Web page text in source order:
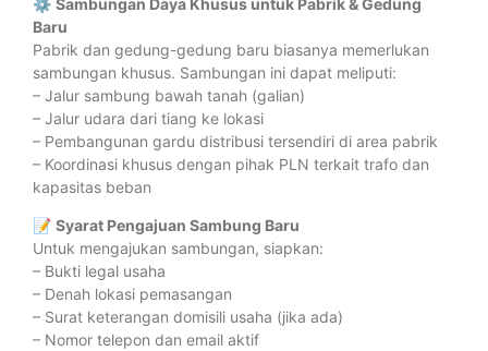
⚙️ Sambungan Daya Khusus untuk Pabrik & Gedung
Baru
Pabrik dan gedung-gedung baru biasanya memerlukan
sambungan khusus. Sambungan ini dapat meliputi:
– Jalur sambung bawah tanah (galian)
– Jalur udara dari tiang ke lokasi
– Pembangunan gardu distribusi tersendiri di area pabrik
– Koordinasi khusus dengan pihak PLN terkait trafo dan
kapasitas beban
📝 Syarat Pengajuan Sambung Baru
Untuk mengajukan sambungan, siapkan:
– Bukti legal usaha
– Denah lokasi pemasangan
– Surat keterangan domisili usaha (jika ada)
– Nomor telepon dan email aktif